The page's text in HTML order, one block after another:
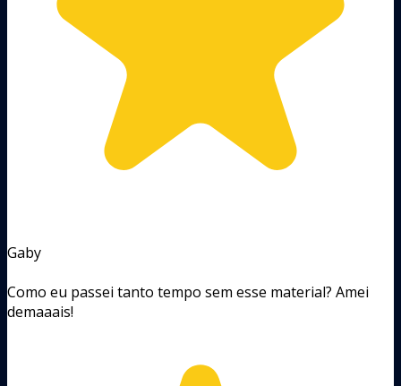
Gaby
Como eu passei tanto tempo sem esse material? Amei
demaaais!